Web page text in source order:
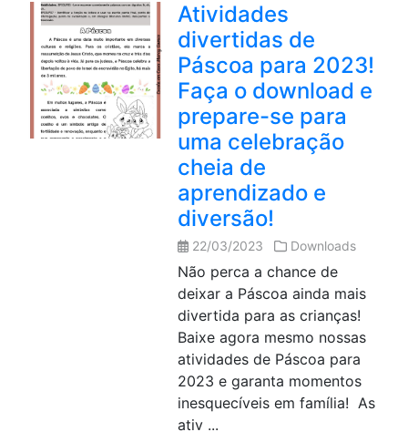
Atividades
divertidas de
Páscoa para 2023!
Faça o download e
prepare-se para
uma celebração
cheia de
aprendizado e
diversão!
22/03/2023 Downloads
Não perca a chance de
deixar a Páscoa ainda mais
divertida para as crianças!
Baixe agora mesmo nossas
atividades de Páscoa para
2023 e garanta momentos
inesquecíveis em família! As
ativ ...